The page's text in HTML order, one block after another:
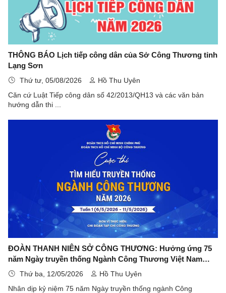
THÔNG BÁO Lịch tiếp công dân của Sở Công Thương tỉnh
Lạng Sơn
Thứ tư, 05/08/2026
Hồ Thu Uyên
Căn cứ Luật Tiếp công dân số 42/2013/QH13 và các văn bản
hướng dẫn thi ...
ĐOÀN THANH NIÊN SỞ CÔNG THƯƠNG: Hưởng ứng 75
năm Ngày truyền thống Ngành Công Thương Việt Nam
(14/5/1951 - 14/5/2026)
Thứ ba, 12/05/2026
Hồ Thu Uyên
Nhân dịp kỷ niệm 75 năm Ngày truyền thống ngành Công